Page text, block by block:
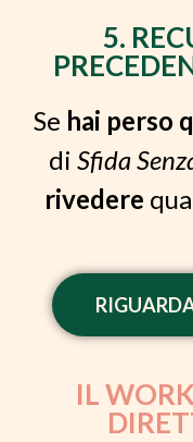
5.
Se hai perso
di Sfida
rivedere
IL